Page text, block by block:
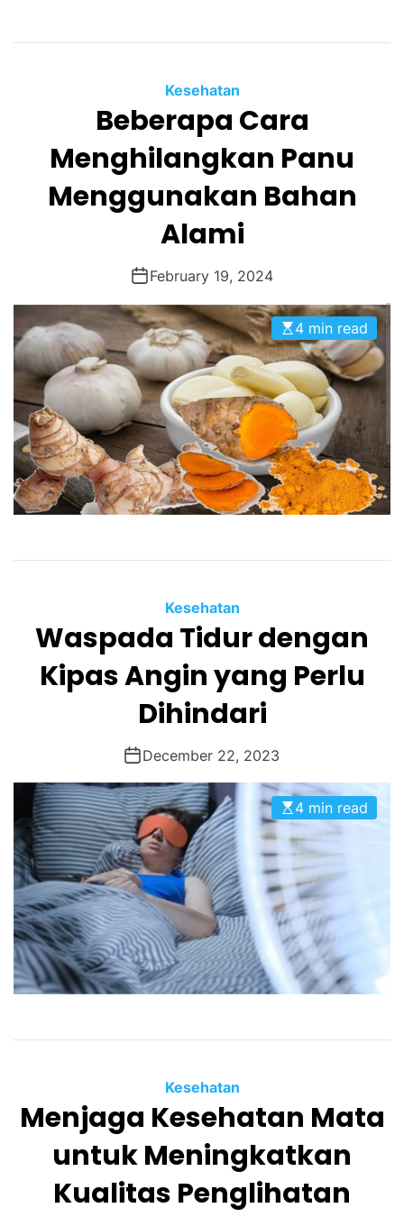
Kesehatan
Beberapa Cara
Menghilangkan Panu
Menggunakan Bahan
Alami
February 19, 2024
4 min read
Kesehatan
Waspada Tidur dengan
Kipas Angin yang Perlu
Dihindari
December 22, 2023
4 min read
Kesehatan
Menjaga Kesehatan Mata
untuk Meningkatkan
Kualitas Penglihatan